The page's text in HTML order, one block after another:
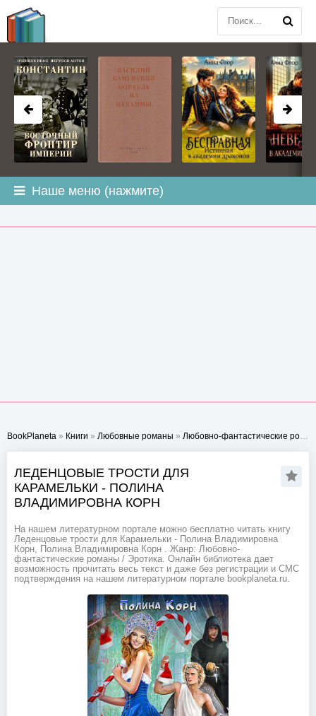
Наше меню (нажмите)
BookPlaneta » Книги » Любовные романы » Любовно-фантастические романы
ЛЕДЕНЦОВЫЕ ТРОСТИ ДЛЯ
КАРАМЕЛЬКИ - ПОЛИНА
ВЛАДИМИРОВНА КОРН
На нашем литературном портале можно бесплатно читать книгу
Леденцовые трости для Карамельки - Полина Владимировна
Корн, Полина Владимировна Корн . Жанр: Любовно-
фантастические романы / Эротика. Онлайн библиотека дает
возможность прочитать весь текст и даже без регистрации и СМС
подтверждения на нашем литературном портале bookplaneta.ru.
BOOKPLANETA.COM